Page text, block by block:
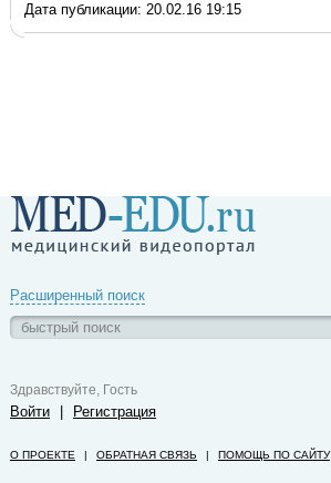
Дата публикации: 20.02.16 19:15
Расширенный поиск
Здравствуйте, Гость
Войти Регистрация
О ПРОЕКТЕ | ОБРАТНАЯ СВЯЗЬ | ПОМОЩЬ ПО САЙТУ